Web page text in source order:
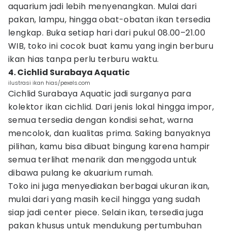
aquarium jadi lebih menyenangkan. Mulai dari
pakan, lampu, hingga obat-obatan ikan tersedia
lengkap. Buka setiap hari dari pukul 08.00–21.00
WIB, toko ini cocok buat kamu yang ingin berburu
ikan hias tanpa perlu terburu waktu.
4. Cichlid Surabaya Aquatic
ilustrasi ikan hias/pexels.com
Cichlid Surabaya Aquatic jadi surganya para
kolektor ikan cichlid. Dari jenis lokal hingga impor,
semua tersedia dengan kondisi sehat, warna
mencolok, dan kualitas prima. Saking banyaknya
pilihan, kamu bisa dibuat bingung karena hampir
semua terlihat menarik dan menggoda untuk
dibawa pulang ke akuarium rumah.
Toko ini juga menyediakan berbagai ukuran ikan,
mulai dari yang masih kecil hingga yang sudah
siap jadi center piece. Selain ikan, tersedia juga
pakan khusus untuk mendukung pertumbuhan